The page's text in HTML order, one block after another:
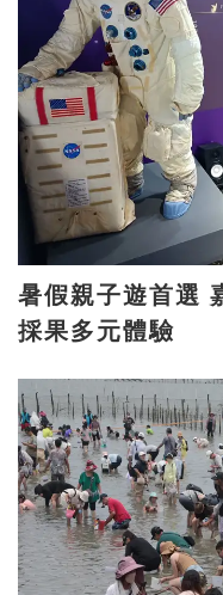
暑假親子遊首選
採果多元體驗